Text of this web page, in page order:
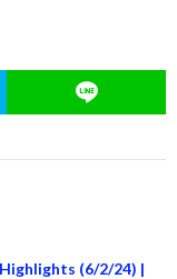
(6/2/24) |